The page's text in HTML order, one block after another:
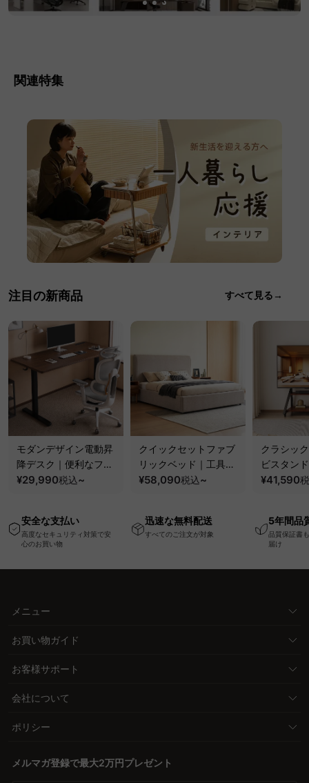
関連特集
注目の新商品 すべて見る→
モダンデザイン電動昇
降デスク｜便利なフッ
ク・コンセント・
ー機能搭載ワークデス
ク
¥29,990税込~
クイックセットファブ
リックベッド｜工具不
要で組み立てられるク
¥58,090税込~
クラシッ
ビスタン
100kgの
¥41,590
安全な支払い
高度なセキュリティ対策で安
心のお買い物
迅速な無料配送
すべてのご注文が対象
5年間品
品質保証書
届け
メニュー
お買い物ガイド
お客様サポート
会社について
ポリシー
メルマガ登録で最大2万円プレゼント